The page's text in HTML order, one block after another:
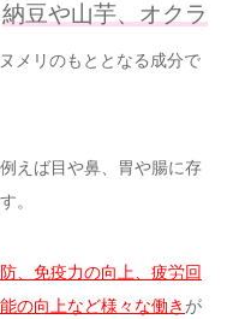
納豆や山芋、オクラ
メリのもととなる成分で
えば目や鼻、胃や腸に存
。
、免疫力の向上、疲労回
の向上など様々な働き が